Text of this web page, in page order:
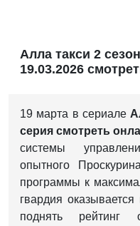
Алла такси 2
19.03.2026
19 марта в сериале
серия смотреть
системы
опытного
программы к
гвардия
поднять рейтинг